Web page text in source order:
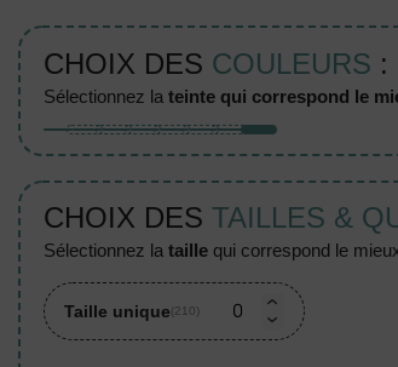
CHOIX DES COULEURS :
sélectionnez la teinte qui correspond le
CHOIX DES TAILLES &
sélectionnez la taillequi correspond le
Taille unique(210)